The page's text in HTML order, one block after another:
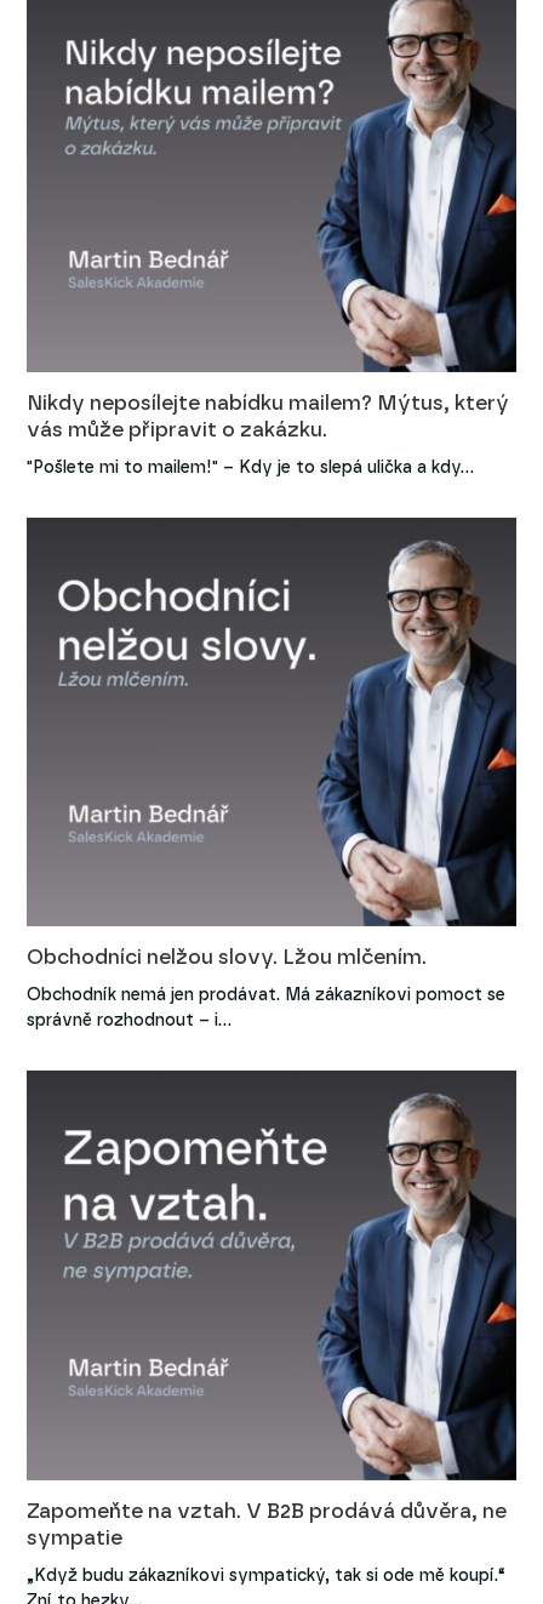
Nikdy neposílejte nabídku mailem? Mýtus, který
vás může připravit o zakázku.
"Pošlete mi to mailem!" – Kdy je to slepá ulička a kdy…
Obchodníci nelžou slovy. Lžou mlčením.
Obchodník nemá jen prodávat. Má zákazníkovi pomoct se
správně rozhodnout – i…
Zapomeňte na vztah. V B2B prodává důvěra, ne
sympatie
„Když budu zákazníkovi sympatický, tak si ode mě koupí.“